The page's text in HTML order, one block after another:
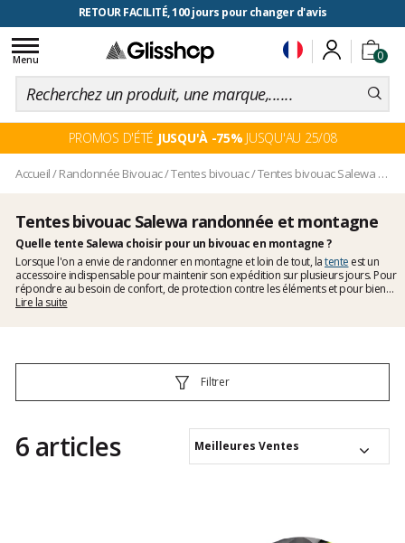
RETOUR FACILITÉ, 100 jours pour changer d'avis
0
Toggle
navigation
Menu
PROMOS D'ÉTÉ JUSQU'À -75% JUSQU'AU 25/08
Accueil/Randonnée Bivouac/Tentes bivouac/Tentes bivouac Salewa randonnée et montagne
Tentes bivouac Salewa randonnée et montagne
Quelle tente Salewa choisir pour un bivouac en montagne ?
Lorsque l'on a envie de randonner en montagne et loin de tout, latente est un
accessoire indispensable pour maintenir son expédition sur plusieurs jours. Pour
répondre au besoin de confort, de protection contre les éléments et pour bien
dormir malgré des conditions météos parfois difficiles, les
Connue pour ses tentes de très bonne qualité, Salewa continue de placer la barre
très haute.
Lire la suite
Filtrer
6 articles Meilleures Ventes